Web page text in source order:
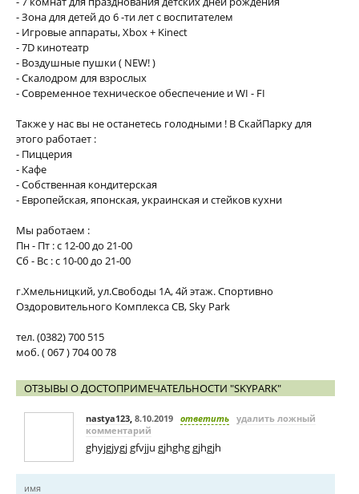
- Зона для детей до 6 -ти лет с воспитателем
- Игровые аппараты, Xbox + Kinect
- 7D кинотеатр
- Воздушные пушки ( NEW! )
- Скалодром для взрослых
- Современное техническое обеспечение и WI - FI
Также у нас вы не останетесь голодными ! В СкайПарку для
этого работает :
- Пиццерия
- Кафе
- Собственная кондитерская
- Европейская, японская, украинская и стейков кухни
Мы работаем :
Пн - Пт : с 12-00 до 21-00
Сб - Вс : с 10-00 до 21-00
г.Хмельницкий, ул.Свободы 1А, 4й этаж. Спортивно
Оздоровительного Комплекса СВ, Sky Park
тел. (0382) 700 515
моб. ( 067 ) 704 00 78
ОТЗЫВЫ О ДОСТОПРИМЕЧАТЕЛЬНОСТИ "SKYPARK"
nastya123, 8.10.2019 ответить удалить ложный
комментарий
ghyjgjygj gfvjju gjhghg gjhgjh
имя